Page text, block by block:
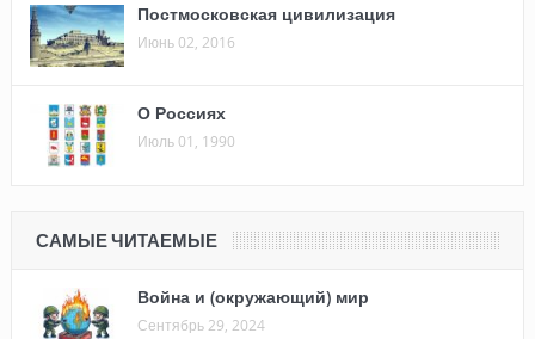
Постмосковская цивилизация
Июнь 02, 2016
О Россиях
Июль 01, 1990
САМЫЕ ЧИТАЕМЫЕ
Война и (окружающий) мир
Сентябрь 29, 2024